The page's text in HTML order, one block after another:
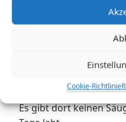
Cookie-Richtlinie
Seht, ich schaffe einen
neue Erde.
Man wird dort
Klage ist für immer
Es gibt dort keinen